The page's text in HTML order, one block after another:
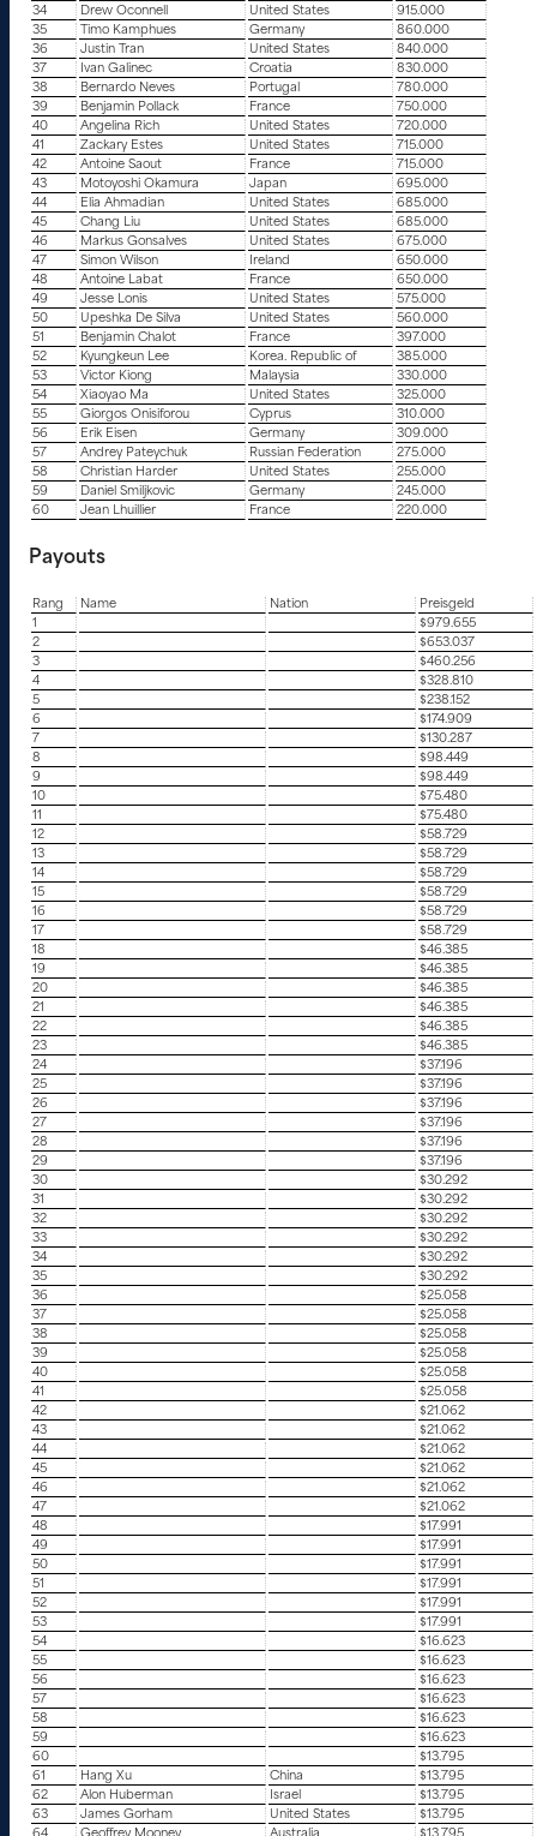
34
Drew Oconnell United States
915.000
35
Timo Kamphues Germany
860.000
36
Justin Tran United States
840.000
37
Ivan Galinec Croatia
830.000
38
Bernardo Neves Portugal
780.000
39
Benjamin Pollack France
750.000
40
Angelina Rich United States
720.000
41
Zackary Estes United States
715.000
42
Antoine Saout France
715.000
43
Motoyoshi Okamura Japan
695.000
44
Elia Ahmadian United States
685.000
45
Chang Liu United States
685.000
46
Markus Gonsalves United States
675.000
47
Simon Wilson Ireland
650.000
48
Antoine Labat France
650.000
49
Jesse Lonis United States
575.000
50
Upeshka De Silva United States
560.000
51
Benjamin Chalot France
397.000
52
Kyungkeun Lee Korea. Republic of
385.000
53
Victor Kiong Malaysia
330.000
54
Xiaoyao Ma United States
325.000
55
Giorgos Onisiforou Cyprus
310.000
56
Erik Eisen Germany
309.000
57
Andrey Pateychuk Russian Federation
275.000
58
Christian Harder United States
255.000
59
Daniel Smiljkovic Germany
245.000
60
Jean Lhuillier France 220.000
Payouts
Rang Name Nation
Preisgeld
1
$979.655
2
$653.037
3
$460.256
4
$328.810
5
$238.152
6
$174.909
7
$130.287
8
$98.449
9
$98.449
10
$75.480
11
$75.480
12
$58.729
13
$58.729
14
$58.729
15
$58.729
16
$58.729
17
$58.729
18
$46.385
19
$46.385
20
$46.385
21
$46.385
22
$46.385
23
$46.385
24
$37.196
25
$37.196
26
$37.196
27
$37.196
28
$37.196
29
$37.196
30
$30.292
31
$30.292
32
$30.292
33
$30.292
34
$30.292
35
$30.292
36
$25.058
37
$25.058
38
$25.058
39
$25.058
40
$25.058
41
$25.058
42
$21.062
43
$21.062
44
$21.062
45
$21.062
46
$21.062
47
$21.062
48
$17.991
49
$17.991
50
$17.991
51
$17.991
52
$17.991
53
$17.991
54
$16.623
55
$16.623
56
$16.623
57
$16.623
58
$16.623
59
$16.623
60
$13.795
61
Hang Xu China
$13.795
62
Alon Huberman Israel
$13.795
63
James Gorham United States
$13.795